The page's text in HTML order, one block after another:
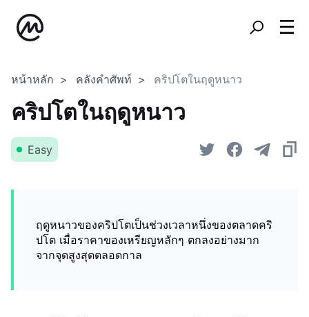
หน้าหลัก คลังคำศัพท์ คริปโตในฤดูหนาว
คริปโตในฤดูหนาว
Easy
ฤดูหนาวของคริปโตเป็นช่วงเวลาหนึ่งของตลาดคริ
ปโต เมื่อราคาของเหรียญหลักๆ ตกลงอย่างมาก
จากจุดสูงสุดตลอดกาล